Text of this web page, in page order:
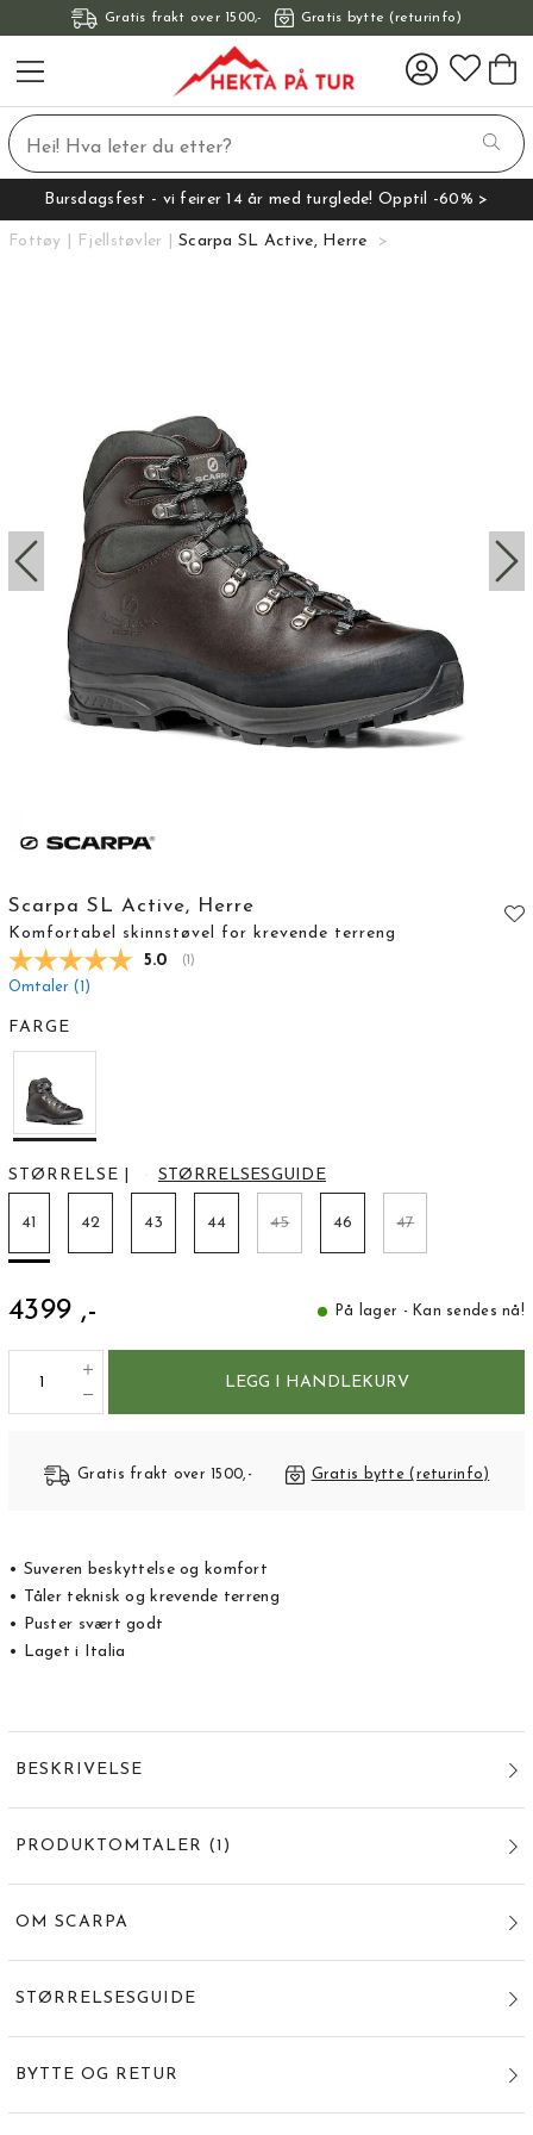
Gratis frakt over 1500,- Gratis bytte (returinfo)
Bursdagsfest - vi feirer 14 år med turglede! Opptil -60% >
Fottøy Fjellstøvler Scarpa SL Active, Herre
Scarpa SL Active, Herre
Komfortabel skinnstøvel for krevende terreng
Gjennomsnittskarakter:
5.0 ( stemmer:
)
Omtaler ( )
FARGE
STØRRELSE STØRRELSESGUIDE
41 42 43 44 45 46 47
4399 ,- På lager - Kan sendes nå!
LEGG I HANDLEKURV
Gratis frakt over 1500,- Gratis bytte (returinfo)
• Suveren beskyttelse og komfort
• Tåler teknisk og krevende terreng
• Puster svært godt
• Laget i Italia
BESKRIVELSE
PRODUKTOMTALER (1 )
OM SCARPA
STØRRELSESGUIDE
BYTTE OG RETUR